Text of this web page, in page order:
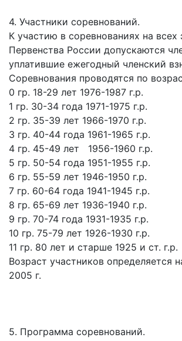
4. Участники соревнований.
К участию в соревнованиях на всех
Первенства России допускаются
уплатившие ежегодный членский
Соревнования проводятся по
0 гр. 18-29 лет 1976-1987 г.р.
1 гр. 30-34 года 1971-1975 г.р.
2 гр. 35-39 лет 1966-1970 г.р.
3 гр. 40-44 года 1961-1965 г.р.
4 гр. 45-49 лет 1956-1960 г.р.
5 гр. 50-54 года 1951-1955 г.р.
6 гр. 55-59 лет 1946-1950 г.р.
7 гр. 60-64 года 1941-1945 г.р.
8 гр. 65-69 лет 1936-1940 г.р.
9 гр. 70-74 года 1931-1935 г.р.
10 гр. 75-79 лет 1926-1930 г.р.
11 гр. 80 лет и старше 1925 и ст. г.р.
Возраст участников определяется
2005 г.
5. Программа соревнований.